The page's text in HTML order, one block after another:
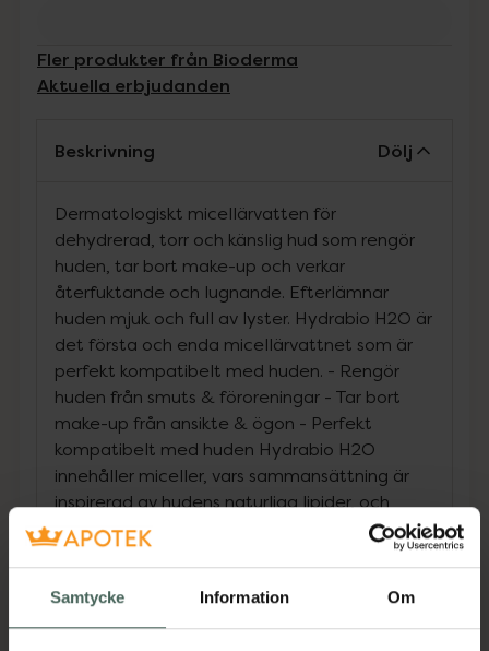
Samtycke Information Om
Fler produkter från Bioderma
Aktuella erbjudanden
Beskrivning Dölj
Dermatologiskt micellärvatten för
dehydrerad, torr och känslig hud som rengör
huden, tar bort make-up och verkar
återfuktande och lugnande. Efterlämnar
huden mjuk och full av lyster. Hydrabio H2O är
det första och enda micellärvattnet som är
perfekt kompatibelt med huden. - Rengör
huden från smuts & föroreningar - Tar bort
make-up från ansikte & ögon - Perfekt
kompatibelt med huden Hydrabio H2O
innehåller miceller, vars sammansättning är
inspirerad av hudens naturliga lipider, och
hjälper på ett naturligt sätt huden att
återuppbygga dess hydrolipidfilm. På så sätt
optimal effekt. Det exklusiva Aquagenium™-
patentet aktiverar hudens naturliga förmåga